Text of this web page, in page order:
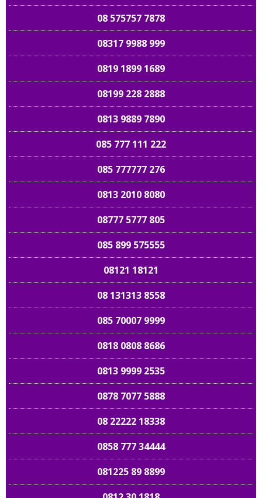
08 575757 7878
08317 9988 999
0819 1899 1689
08199 228 2888
0813 9889 7890
085 777 111 222
085 777777 276
0813 2010 8080
08777 5777 805
085 899 575555
08121 18121
08 131313 8558
085 70007 9999
0818 0808 8686
0813 9999 2535
0878 7077 5888
08 22222 18338
0858 777 34444
081225 89 8899